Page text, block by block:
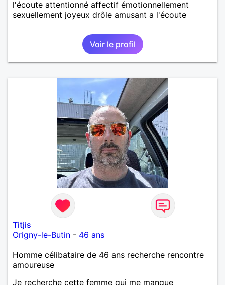
l'écoute attentionné affectif émotionnellement
sexuellement joyeux drôle amusant a l'écoute
Voir le profil
Titjis
Origny-le-Butin - 46 ans
Homme célibataire de 46 ans recherche rencontre
amoureuse
Je recherche cette femme qui me manque